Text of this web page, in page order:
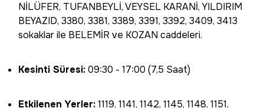
NİLÜFER, TUFANBEYLİ, VEYSEL KARANİ, YILDIRIM
BEYAZID, 3380, 3381, 3389, 3391, 3392, 3409, 3413
sokaklar ile BELEMİR ve KOZAN caddeleri.
Kesinti Süresi:09:30 - 17:00 (7,5 Saat)
Etkilenen Yerler:1119, 1141, 1142, 1145, 1148, 1151,